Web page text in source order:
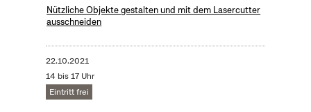
Nützliche Objekte gestalten und mit dem Lasercutter
ausschneiden
22.10.2021
14 bis 17 Uhr
Eintritt frei